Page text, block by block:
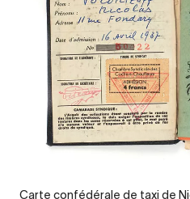
Carte confédérale de taxi de